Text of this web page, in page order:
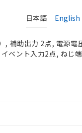
日本語 English
補助出力 2点, 電源電
ベント入力2点, ねじ